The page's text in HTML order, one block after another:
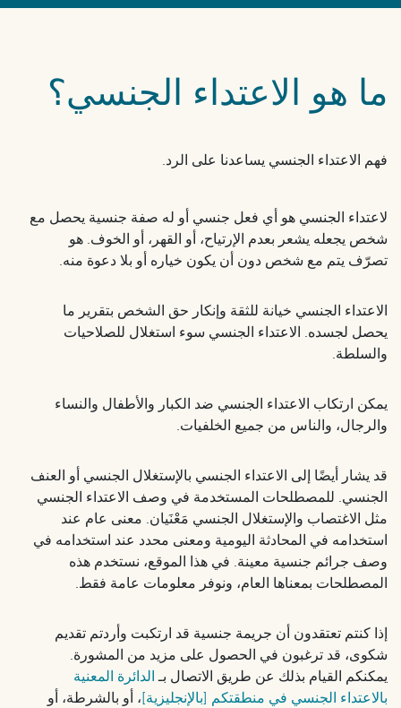
Breadcrumb
ما هو الاعتداء الجنسي؟
فهم الاعتداء الجنسي يساعدنا على الرد.
لاعتداء الجنسي هو أي فعل جنسي أو له صفة جنسية يحصل مع
شخص يجعله يشعر بعدم الإرتياح، أو القهر، أو الخوف. هو
تصرّف يتم مع شخص دون أن يكون خياره أو بلا دعوة منه.
الاعتداء الجنسي خيانة للثقة وإنكار حق الشخص بتقرير ما
يحصل لجسده. الاعتداء الجنسي سوء استغلال للصلاحيات
والسلطة.
يمكن ارتكاب الاعتداء الجنسي ضد الكبار والأطفال والنساء
والرجال، والناس من جميع الخلفيات.
قد يشار أيضًا إلى الاعتداء الجنسي بالإستغلال الجنسي أو العنف
الجنسي. للمصطلحات المستخدمة في وصف الاعتداء الجنسي
مثل الاغتصاب والإستغلال الجنسي مَعْنَيان. معنى عام عند
استخدامه في المحادثة اليومية ومعنى محدد عند استخدامه في
وصف جرائم جنسية معينة. في هذا الموقع، نستخدم هذه
المصطلحات بمعناها العام، ونوفر معلومات عامة فقط.
إذا كنتم تعتقدون أن جريمة جنسية قد ارتكبت وأردتم تقديم
شكوى، قد ترغبون في الحصول على مزيد من المشورة.
يمكنكم القيام بذلك عن طريق الاتصال بـ الدائرة المعنية
بالاعتداء الجنسي في منطقتكم [بالإنجليزية]، أو بالشرطة، أو